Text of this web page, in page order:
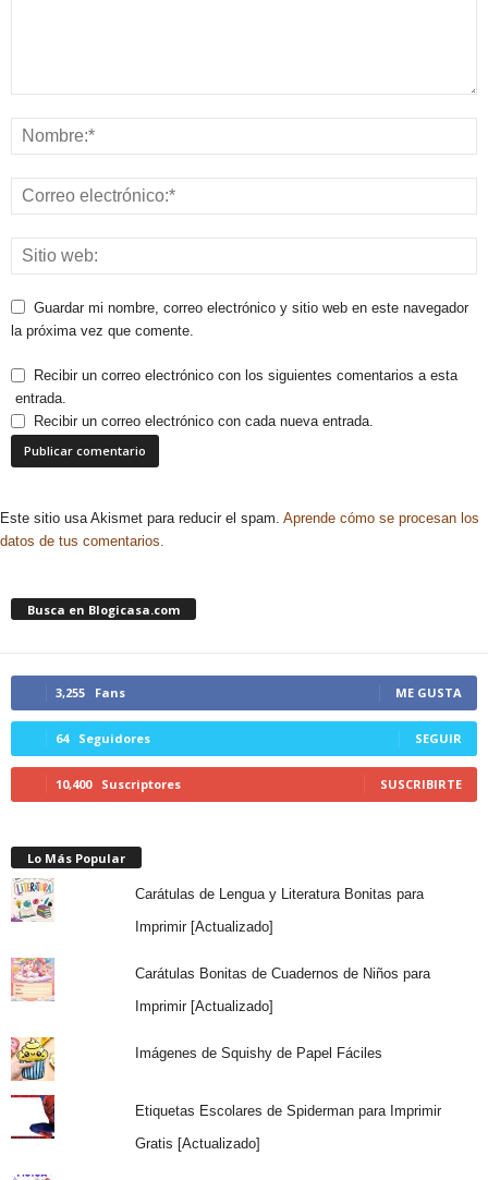
Guardar mi nombre, correo electrónico y sitio web en este navegador
la próxima vez que comente.
Recibir un correo electrónico con los siguientes comentarios a esta
entrada.
Recibir un correo electrónico con cada nueva entrada.
Este sitio usa Akismet para reducir el spam. Aprende cómo se procesan los
datos de tus comentarios.
Busca en Blogicasa.com
3,255 Fans ME GUSTA
64 Seguidores SEGUIR
10,400 Suscriptores SUSCRIBIRTE
Lo Más Popular
Carátulas de Lengua y Literatura Bonitas para
Imprimir [Actualizado]
Carátulas Bonitas de Cuadernos de Niños para
Imprimir [Actualizado]
Imágenes de Squishy de Papel Fáciles
Etiquetas Escolares de Spiderman para Imprimir
Gratis [Actualizado]